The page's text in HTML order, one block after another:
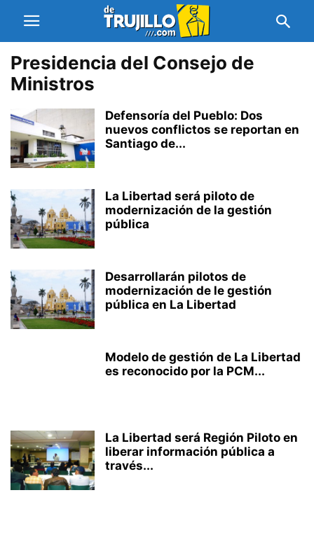
Presidencia del Consejo de
Ministros
Defensoría del Pueblo: Dos
nuevos conflictos se reportan en
Santiago de...
La Libertad será piloto de
modernización de la gestión
pública
Desarrollarán pilotos de
modernización de le gestión
pública en La Libertad
Modelo de gestión de La Libertad
es reconocido por la PCM...
La Libertad será Región Piloto en
liberar información pública a
través...